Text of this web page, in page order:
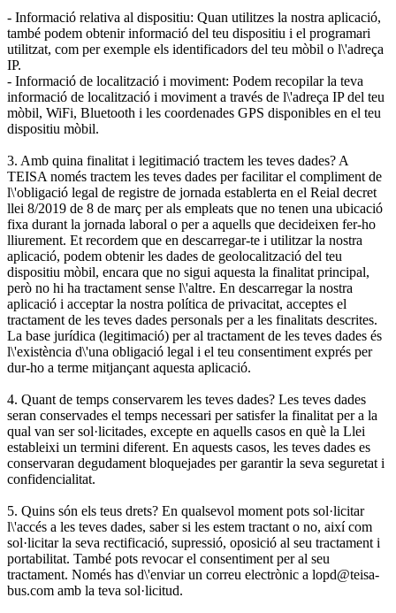
- Informació relativa al dispositiu: Quan utilitzes la nostra aplicació,
també podem obtenir informació del teu dispositiu i el programari
utilitzat, com per exemple els identificadors del teu mòbil o l\'adreça
IP.
- Informació de localització i moviment: Podem recopilar la teva
informació de localització i moviment a través de l\'adreça IP del teu
mòbil, WiFi, Bluetooth i les coordenades GPS disponibles en el teu
dispositiu mòbil.
3. Amb quina finalitat i legitimació tractem les teves dades? A
TEISA només tractem les teves dades per facilitar el compliment de
l\'obligació legal de registre de jornada establerta en el Reial decret
llei 8/2019 de 8 de març per als empleats que no tenen una ubicació
fixa durant la jornada laboral o per a aquells que decideixen fer-ho
lliurement. Et recordem que en descarregar-te i utilitzar la nostra
aplicació, podem obtenir les dades de geolocalització del teu
dispositiu mòbil, encara que no sigui aquesta la finalitat principal,
però no hi ha tractament sense l\'altre. En descarregar la nostra
aplicació i acceptar la nostra política de privacitat, acceptes el
tractament de les teves dades personals per a les finalitats descrites.
La base jurídica (legitimació) per al tractament de les teves dades és
l\'existència d\'una obligació legal i el teu consentiment exprés per
dur-ho a terme mitjançant aquesta aplicació.
4. Quant de temps conservarem les teves dades? Les teves dades
seran conservades el temps necessari per satisfer la finalitat per a la
qual van ser sol·licitades, excepte en aquells casos en què la Llei
estableixi un termini diferent. En aquests casos, les teves dades es
conservaran degudament bloquejades per garantir la seva seguretat i
confidencialitat.
5. Quins són els teus drets? En qualsevol moment pots sol·licitar
l\'accés a les teves dades, saber si les estem tractant o no, així com
sol·licitar la seva rectificació, supressió, oposició al seu tractament i
portabilitat. També pots revocar el consentiment per al seu
tractament. Només has d\'enviar un correu electrònic a lopd@teisa-
bus.com amb la teva sol·licitud.